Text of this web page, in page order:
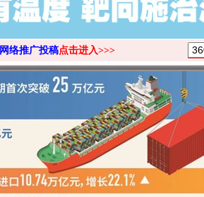
网络推广投稿点击进入>>>